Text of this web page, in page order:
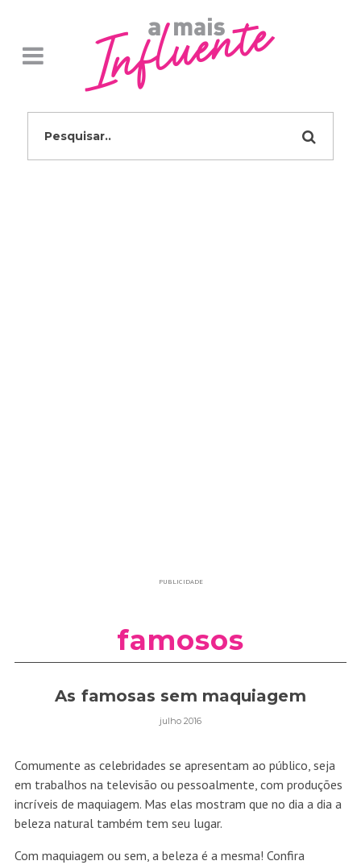
PUBLICIDADE
famosos
As famosas sem maquiagem
julho 2016
Comumente as celebridades se apresentam ao público, seja
em trabalhos na televisão ou pessoalmente, com produções
incríveis de maquiagem. Mas elas mostram que no dia a dia a
beleza natural também tem seu lugar.
Com maquiagem ou sem, a beleza é a mesma! Confira